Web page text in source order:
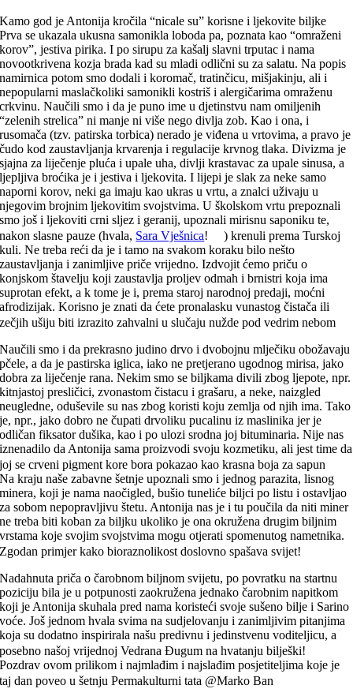
Kamo god je Antonija kročila “nicale su” korisne i ljekovite biljke
Prva se ukazala ukusna samonikla loboda pa, poznata kao “omraženi
korov”, jestiva pirika. I po sirupu za kašalj slavni trputac i nama
novootkrivena kozja brada kad su mladi odlični su za salatu. Na popis
namirnica potom smo dodali i koromač, tratinčicu, mišjakinju, ali i
nepopularni maslačkoliki samonikli kostriš i alergičarima omraženu
crkvinu. Naučili smo i da je puno ime u djetinstvu nam omiljenih
“zelenih strelica” ni manje ni više nego divlja zob. Kao i ona, i
rusomača (tzv. patirska torbica) nerado je viđena u vrtovima, a pravo je
čudo kod zaustavljanja krvarenja i regulacije krvnog tlaka. Divizma je
sjajna za liječenje pluća i upale uha, divlji krastavac za upale sinusa, a
ljepljiva broćika je i jestiva i ljekovita. I lijepi je slak za neke samo
naporni korov, neki ga imaju kao ukras u vrtu, a znalci uživaju u
njegovim brojnim ljekovitim svojstvima. U školskom vrtu prepoznali
smo još i ljekoviti crni sljez i geranij, upoznali mirisnu saponiku te,
nakon slasne pauze (hvala, Sara Vješnica!
) krenuli prema Turskoj
kuli. Ne treba reći da je i tamo na svakom koraku bilo nešto
zaustavljanja i zanimljive priče vrijedno. Izdvojit ćemo priču o
konjskom štavelju koji zaustavlja proljev odmah i brnistri koja ima
suprotan efekt, a k tome je i, prema staroj narodnoj predaji, moćni
afrodizijak. Korisno je znati da ćete pronalasku vunastog čistača ili
zečjih ušiju biti izrazito zahvalni u slučaju nužde pod vedrim nebom
Naučili smo i da prekrasno judino drvo i dvobojnu mlječiku obožavaju
pčele, a da je pastirska iglica, iako ne pretjerano ugodnog mirisa, jako
dobra za liječenje rana. Nekim smo se biljkama divili zbog ljepote, npr.
kitnjastoj presličici, zvonastom čistacu i grašaru, a neke, naizgled
neugledne, oduševile su nas zbog koristi koju zemlja od njih ima. Tako
je, npr., jako dobro ne čupati drvoliku pucalinu iz maslinika jer je
odličan fiksator dušika, kao i po ulozi srodna joj bituminaria. Nije nas
iznenadilo da Antonija sama proizvodi svoju kozmetiku, ali jest time da
joj se crveni pigment kore bora pokazao kao krasna boja za sapun
Na kraju naše zabavne šetnje upoznali smo i jednog parazita, lisnog
minera, koji je nama naočigled, bušio tuneliće biljci po listu i ostavljao
za sobom nepopravljivu štetu. Antonija nas je i tu poučila da niti miner
ne treba biti koban za biljku ukoliko je ona okružena drugim biljnim
vrstama koje svojim svojstvima mogu otjerati spomenutog nametnika.
Zgodan primjer kako bioraznolikost doslovno spašava svijet!
Nadahnuta priča o čarobnom biljnom svijetu, po povratku na startnu
poziciju bila je u potpunosti zaokružena jednako čarobnim napitkom
koji je Antonija skuhala pred nama koristeći svoje sušeno bilje i Sarino
voće. Još jednom hvala svima na sudjelovanju i zanimljivim pitanjima
koja su dodatno inspirirala našu predivnu i jedinstvenu voditeljicu, a
posebno našoj vrijednoj Vedrana Đugum na hvatanju bilješki!
Pozdrav ovom prilikom i najmlađim i najslađim posjetiteljima koje je
taj dan poveo u šetnju Permakulturni tata @Marko Ban